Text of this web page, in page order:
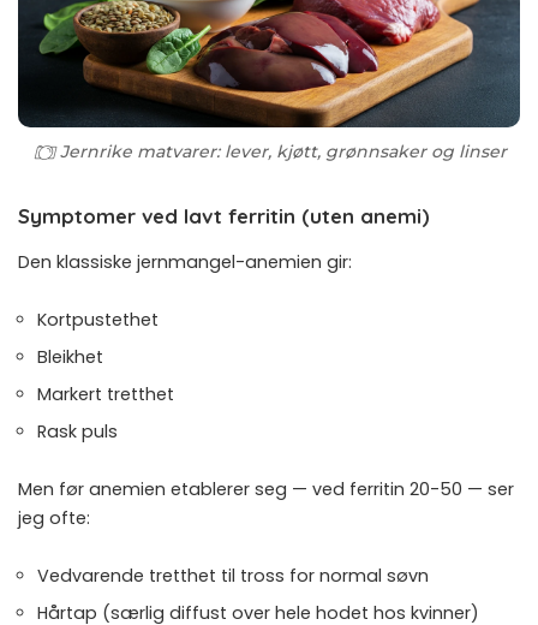
Jernrike matvarer: lever, kjøtt, grønnsaker og linser
Symptomer ved lavt ferritin (uten anemi)
Den klassiske jernmangel-anemien gir:
Kortpustethet
Bleikhet
Markert tretthet
Rask puls
Men før anemien etablerer seg — ved ferritin 20-50 — ser
jeg ofte:
Vedvarende tretthet til tross for normal søvn
Hårtap (særlig diffust over hele hodet hos kvinner)